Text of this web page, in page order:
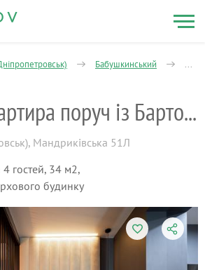
Бабушкинський
тишна квартира поруч із Бартоломео
, Мандриківська 51Л
гостей, 34 м2,
будинку